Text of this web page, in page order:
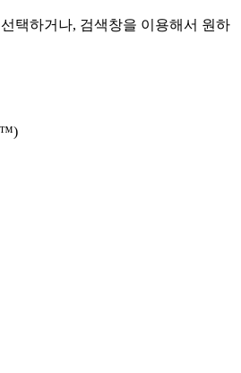
택하거나, 검색창을 이용해서 원하